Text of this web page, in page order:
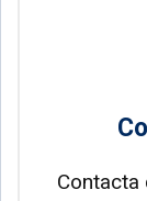
Contacta